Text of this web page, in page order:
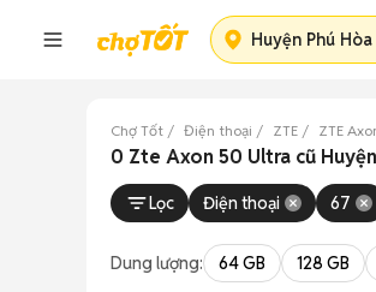
Huyện Phú Hòa
Chợ Tốt Điện thoại ZTE ZTE
0 Zte Axon 50 Ultra cũ
Lọc Điện thoại 67
Dung lượng: 64 GB 128 GB